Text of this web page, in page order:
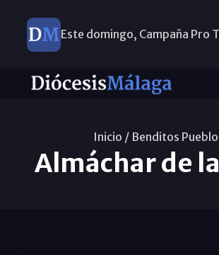
Este domingo, Campaña Pro
Inicio / Benditos
Almáchar de